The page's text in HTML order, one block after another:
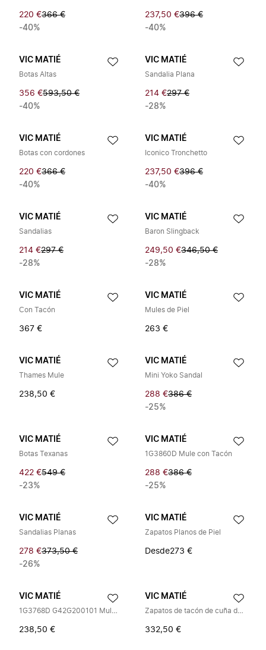
220 €366 €
-40%
237,50 €396 €
-40%
VIC MATIÉ
Botas Altas
356 €593,50 €
-40%
VIC MATIÉ
Sandalia Plana
214 €297 €
-28%
VIC MATIÉ
Botas con cordones
220 €366 €
-40%
VIC MATIÉ
Iconico Tronchetto
237,50 €396 €
-40%
VIC MATIÉ
Sandalias
214 €297 €
-28%
VIC MATIÉ
Baron Slingback
249,50 €346,50 €
-28%
VIC MATIÉ
Con Tacón
367 €
VIC MATIÉ
Mules de Piel
263 €
VIC MATIÉ
Thames Mule
238,50 €
VIC MATIÉ
Mini Yoko Sandal
288 €386 €
-25%
VIC MATIÉ
Botas Texanas
422 €549 €
-23%
VIC MATIÉ
1G3860D Mule con Tacón
288 €386 €
-25%
VIC MATIÉ
Sandalias Planas
278 €373,50 €
-26%
VIC MATIÉ
Zapatos Planos de Piel
Desde273 €
VIC MATIÉ
1G3768D G42G200101 Mules de Piel
238,50 €
VIC MATIÉ
Zapatos de tacón de cuña de piel
332,50 €